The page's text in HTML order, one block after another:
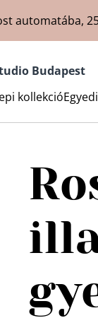
automatába,
Budapest
kollekció